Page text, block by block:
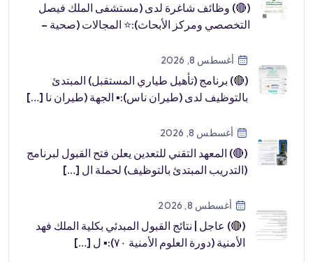
(🔴) وظائف شاغرة لدى (مستشفى الملك فيصل
التخصصي ومركز الأبحاث):⭐️ المجالات (صحية –
أغسطس 8, 2026
(🔴) برنامج (تأهيل طياري المستقبل) المبتدئ
بالتوظيف لدى (طيران ناس):▪️ الجهة (طيران نا […]
أغسطس 8, 2026
(🔴) المعهد التقني للتعدين يعلن فتح القبول لبرنامج
(التدريب المبتدئ بالتوظيف) لحملة ال […]
أغسطس 8, 2026
(🔴) عاجل | نتائج القبول المبدئي بكلية الملك فهد
الأمنية (دورة العلوم الأمنية ٧٠):▪️ ل […]